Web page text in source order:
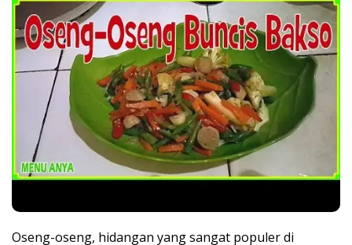
Oseng-oseng, hidangan yang sangat populer di